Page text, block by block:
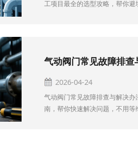
工项目最全的选型攻略，帮你避
2026-04-24
气动阀门常见故障排查与解决
南，帮你快速解决问题，不用等